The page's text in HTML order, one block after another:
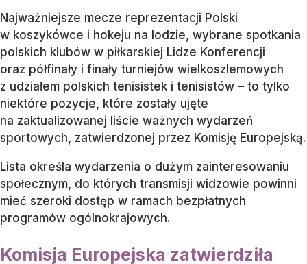
Najważniejsze mecze reprezentacji Polski
w koszykówce i hokeju na lodzie, wybrane spotkania
polskich klubów w piłkarskiej Lidze Konferencji
oraz półfinały i finały turniejów wielkoszlemowych
z udziałem polskich tenisistek i tenisistów – to tylko
niektóre pozycje, które zostały ujęte
na zaktualizowanej liście ważnych wydarzeń
sportowych, zatwierdzonej przez Komisję Europejską.
Lista określa wydarzenia o dużym zainteresowaniu
społecznym, do których transmisji widzowie powinni
mieć szeroki dostęp w ramach bezpłatnych
programów ogólnokrajowych.
Komisja Europejska zatwierdziła